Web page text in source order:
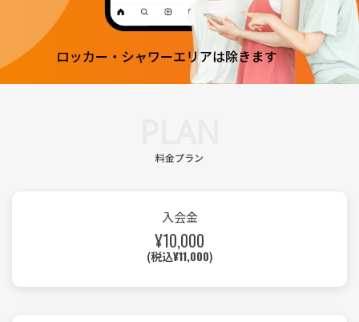
料金プラン
入会金
¥10,000
(税込¥11,000)